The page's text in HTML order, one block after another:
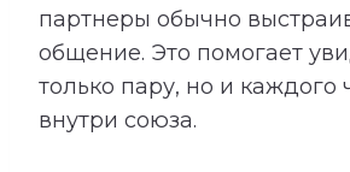
партнеры обычно
общение. Это помогает
только пару, но и каждого
внутри союза.